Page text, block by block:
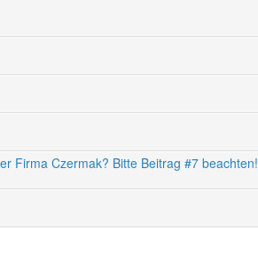
Firma Czermak? Bitte Beitrag #7 beachten!